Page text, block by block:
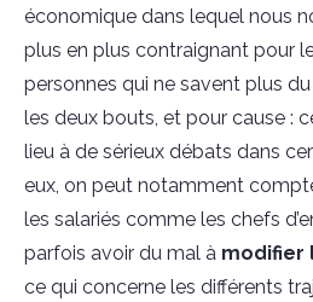
économique dans lequel nous
plus en plus contraignant pour
personnes qui ne savent plus
les deux bouts, et pour cause :
lieu à de sérieux débats dans
eux, on peut notamment
les salariés comme les chefs
parfois avoir du mal à modifier
ce qui concerne les différents